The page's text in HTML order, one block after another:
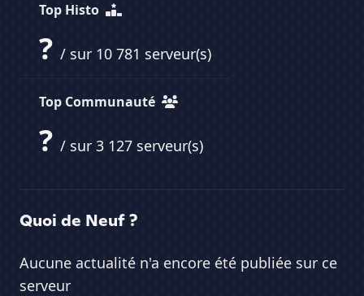
Top Histo
? / sur 10 781 serveur(s)
Top Communauté
? / sur 3 127 serveur(s)
Quoi de Neuf ?
Aucune actualité n'a encore été publiée sur ce
serveur